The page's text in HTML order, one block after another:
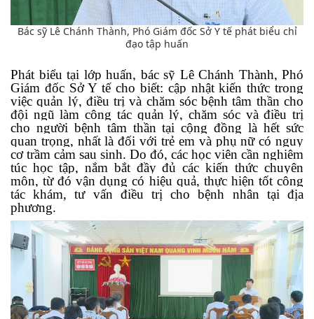
Bác sỹ Lê Chánh Thành, Phó Giám đốc Sở Y tế phát biểu chỉ
đạo tập huấn
Phát biểu tại lớp huấn, bác sỹ Lê Chánh Thành, Phó
Giám đốc Sở Y tế cho biết: cập nhật kiến thức trong
việc quản lý, điều trị và chăm sóc bệnh tâm thần cho
đội ngũ làm công tác quản lý, chăm sóc và điều trị
cho người bệnh tâm thần tại cộng đồng là hết sức
quan trọng, nhất là đối với trẻ em và phụ nữ có nguy
cơ trầm cảm sau sinh. Do đó, các học viên cần nghiêm
túc học tập, nắm bắt đầy đủ các kiến thức chuyên
môn, từ đó vận dụng có hiệu quả, thực hiện tốt công
tác khám, tư vấn điều trị cho bệnh nhân tại địa
phương.